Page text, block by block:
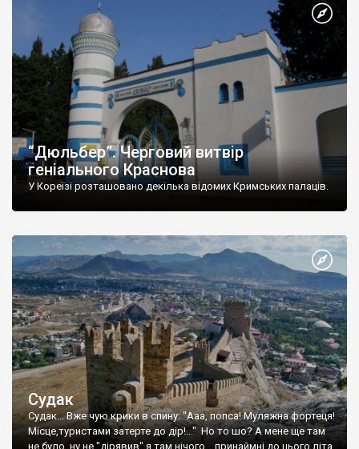
“Дюльбер”. Черговий витвір
геніального Краснова
У Кореїзі розташовано декілька відомих Кримських палаців.
Судак
Судак... Вже чую крики в спину: "Ааа, попса! Муляжна фортеця!
Місце,туристами затерте до дір!..." Но то шо? А мене ще там
не було, ну не "дірявив" я там нічого... принаймні до цього літа.